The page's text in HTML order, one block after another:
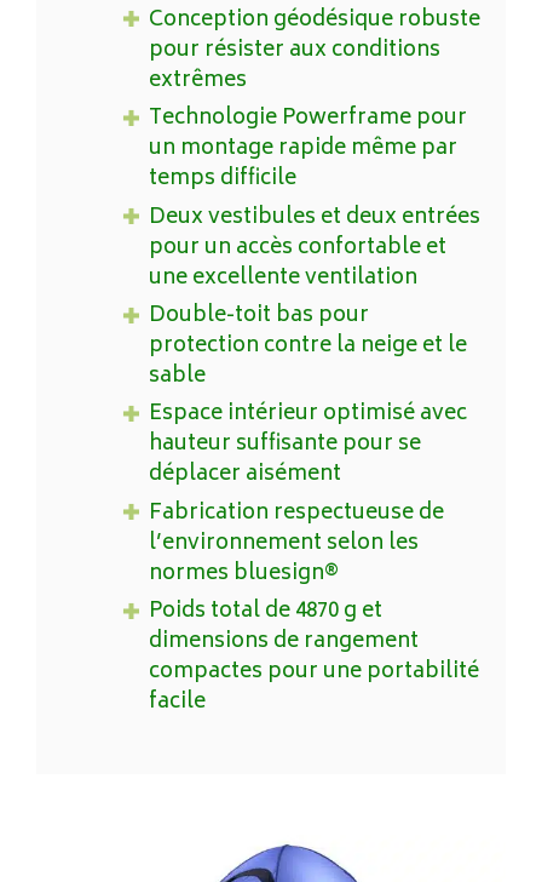
Conception géodésique robuste
pour résister aux conditions
extrêmes
Technologie Powerframe pour
un montage rapide même par
temps difficile
Deux vestibules et deux entrées
pour un accès confortable et
une excellente ventilation
Double-toit bas pour
protection contre la neige et le
sable
Espace intérieur optimisé avec
hauteur suffisante pour se
déplacer aisément
Fabrication respectueuse de
l’environnement selon les
normes bluesign®
Poids total de 4870 g et
dimensions de rangement
compactes pour une portabilité
facile